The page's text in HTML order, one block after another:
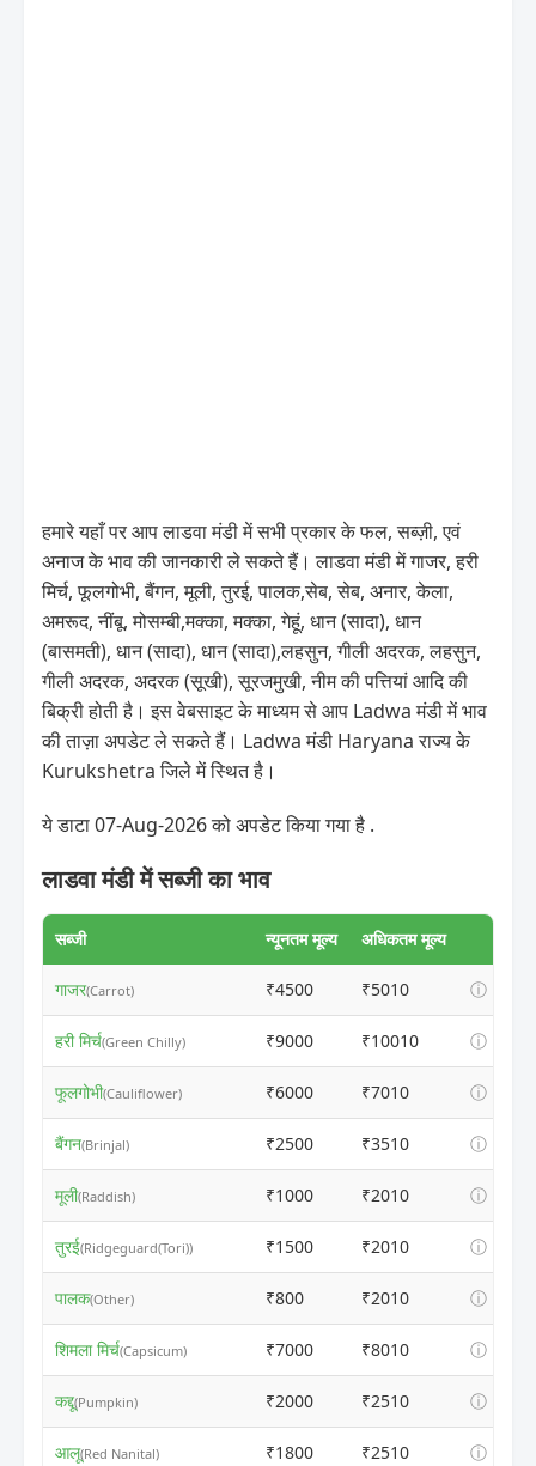
हमारे यहाँ पर आप लाडवा मंडी में सभी प्रकार के फल, सब्ज़ी, एवं
अनाज के भाव की जानकारी ले सकते हैं। लाडवा मंडी में गाजर, हरी
मिर्च, फूलगोभी, बैंगन, मूली, तुरई, पालक,सेब, सेब, अनार, केला,
अमरूद, नींबू, मोसम्बी,मक्का, मक्का, गेहूं, धान (सादा), धान
(बासमती), धान (सादा), धान (सादा),लहसुन, गीली अदरक, लहसुन,
गीली अदरक, अदरक (सूखी), सूरजमुखी, नीम की पत्तियां आदि की
बिक्री होती है। इस वेबसाइट के माध्यम से आप Ladwa मंडी में भाव
की ताज़ा अपडेट ले सकते हैं। Ladwa मंडी Haryana राज्य के
Kurukshetra जिले में स्थित है।
ये डाटा 07-Aug-2026 को अपडेट किया गया है .
लाडवा मंडी में सब्जी का भाव
सब्जी न्यूनतम मूल्य अधिकतम मूल्य
गाजर(Carrot) ₹4500 ₹5010 ⓘ
हरी मिर्च(Green Chilly) ₹9000 ₹10010 ⓘ
फूलगोभी(Cauliflower) ₹6000 ₹7010 ⓘ
बैंगन(Brinjal) ₹2500 ₹3510 ⓘ
मूली(Raddish) ₹1000 ₹2010 ⓘ
तुरई(Ridgeguard(Tori)) ₹1500 ₹2010 ⓘ
पालक(Other) ₹800 ₹2010 ⓘ
शिमला मिर्च(Capsicum) ₹7000 ₹8010 ⓘ
कद्दू(Pumpkin) ₹2000 ₹2510 ⓘ
आलू(Red Nanital) ₹1800 ₹2510 ⓘ